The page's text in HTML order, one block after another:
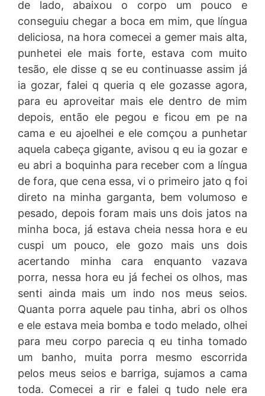
de lado, abaixou o corpo um pouco e
conseguiu chegar a boca em mim, que língua
deliciosa, na hora comecei a gemer mais alta,
punhetei ele mais forte, estava com muito
tesão, ele disse q se eu continuasse assim já
ia gozar, falei q queria q ele gozasse agora,
para eu aproveitar mais ele dentro de mim
depois, então ele pegou e ficou em pe na
cama e eu ajoelhei e ele comçou a punhetar
aquela cabeça gigante, avisou q eu ia gozar e
eu abri a boquinha para receber com a língua
de fora, que cena essa, vi o primeiro jato q foi
direto na minha garganta, bem volumoso e
pesado, depois foram mais uns dois jatos na
minha boca, já estava cheia nessa hora e eu
cuspi um pouco, ele gozo mais uns dois
acertando minha cara enquanto vazava
porra, nessa hora eu já fechei os olhos, mas
senti ainda mais um indo nos meus seios.
Quanta porra aquele pau tinha, abri os olhos
e ele estava meia bomba e todo melado, olhei
para meu corpo parecia q eu tinha tomado
um banho, muita porra mesmo escorrida
pelos meus seios e barriga, sujamos a cama
toda. Comecei a rir e falei q tudo nele era